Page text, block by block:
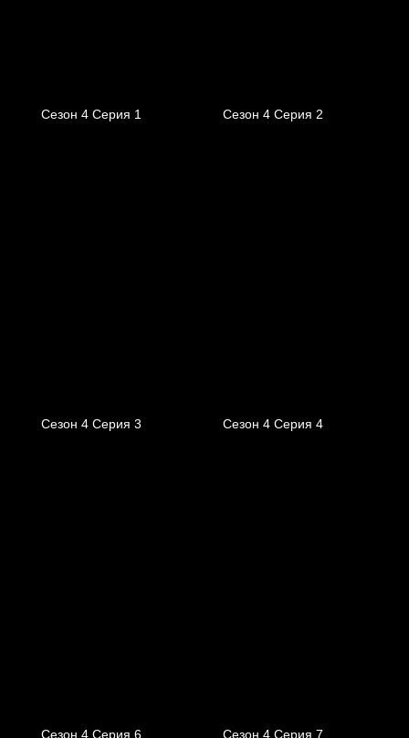
Сезон 4 Серия 1 Сезон 4 Серия 2
Сезон 4 Серия 3 Сезон 4 Серия 4
Сезон 4 Серия 6 Сезон 4 Серия 7